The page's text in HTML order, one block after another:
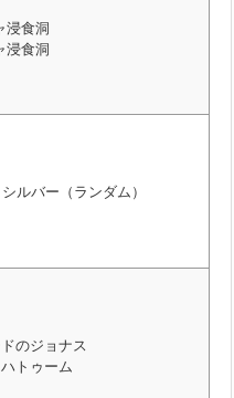
浸食洞
浸食洞
ルバー（ランダム）
のジョナス
トゥーム